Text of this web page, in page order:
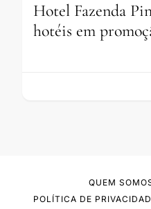
Hotel Fazenda
hotéis em
QUEM
POLÍTICA DE